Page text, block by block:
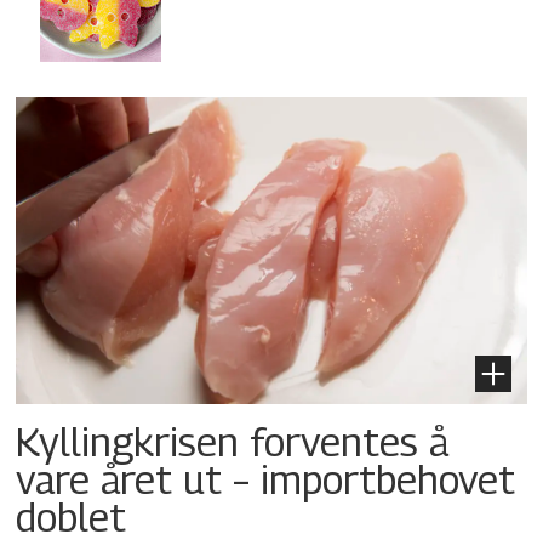
Kyllingkrisen forventes å
vare året ut – importbehovet
doblet